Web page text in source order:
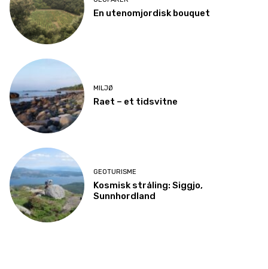
En utenomjordisk bouquet
MILJØ
Raet – et tidsvitne
GEOTURISME
Kosmisk stråling: Siggjo,
Sunnhordland